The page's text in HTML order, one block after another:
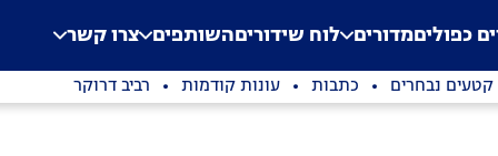
Application error: a
. כפוליםמדורים לוח שידוריםהשותפים צרו קשר
קטעים נבחרים כתבות עונות קודמות רביב דרוקר